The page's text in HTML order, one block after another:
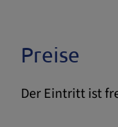
Preise
Der Eintritt ist